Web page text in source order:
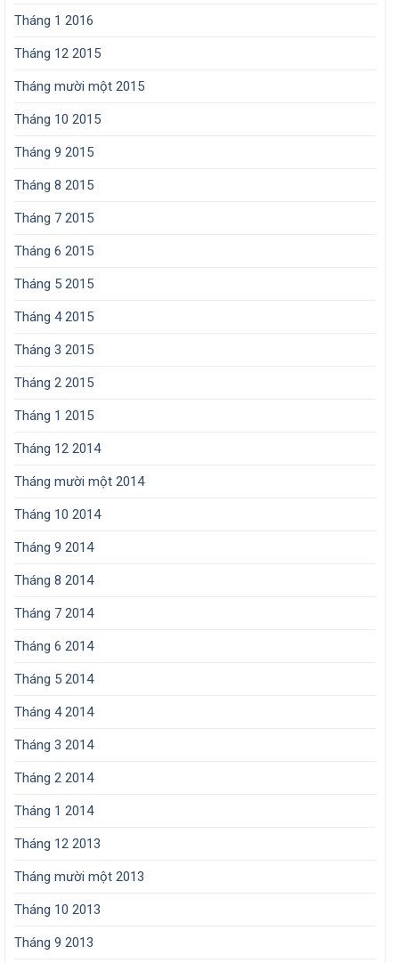
Tháng 1 2016
Tháng 12 2015
Tháng mười một 2015
Tháng 10 2015
Tháng 9 2015
Tháng 8 2015
Tháng 7 2015
Tháng 6 2015
Tháng 5 2015
Tháng 4 2015
Tháng 3 2015
Tháng 2 2015
Tháng 1 2015
Tháng 12 2014
Tháng mười một 2014
Tháng 10 2014
Tháng 9 2014
Tháng 8 2014
Tháng 7 2014
Tháng 6 2014
Tháng 5 2014
Tháng 4 2014
Tháng 3 2014
Tháng 2 2014
Tháng 1 2014
Tháng 12 2013
Tháng mười một 2013
Tháng 10 2013
Tháng 9 2013